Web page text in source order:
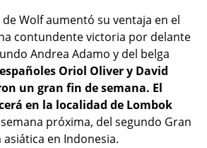
de Wolf aumentó su ventaja en el
contundente victoria por delante
Andrea Adamo y del belga
Oriol Oliver y David
un gran fin de semana. El
en la localidad de Lombok
próxima, del segundo Gran
en Indonesia.